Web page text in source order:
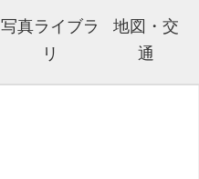
写真ライブラ
リ
地図・交
通